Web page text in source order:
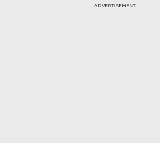
ADVERTISEMENT